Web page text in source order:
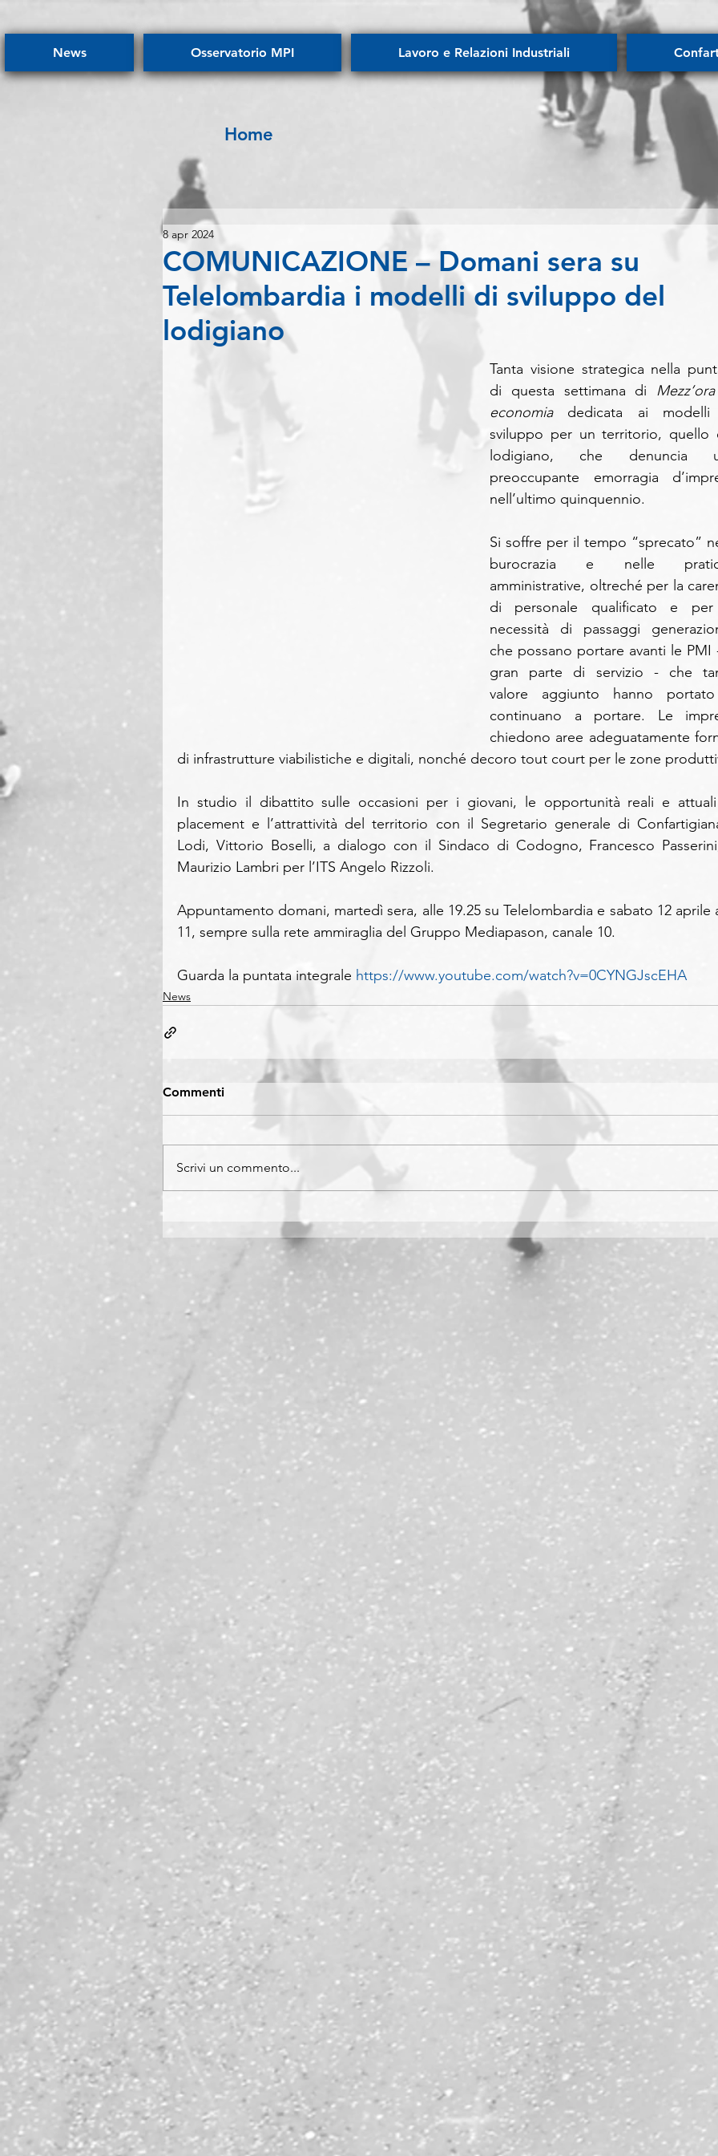
News Osservatorio MPI Lavoro e Relazioni Industriali
Home
COMUNICAZIONE – Domani sera su
Telelombardia i modelli di sviluppo del
lodigiano
8 apr 2024
Tanta visione strategica nella
di questa settimana di
economia dedicata ai
sviluppo per un territorio, quello
lodigiano, che denuncia
preoccupante emorragia
nell’ultimo quinquennio.
Si soffre per il tempo “sprecato”
burocrazia e nelle
amministrative, oltreché per la
di personale qualificato e
necessità di passaggi
che possano portare avanti le PMI
gran parte di servizio - che
valore aggiunto hanno
continuano a portare. Le
chiedono aree adeguatamente
di infrastrutture viabilistiche e digitali, nonché decoro tout court per le zone
In studio il dibattito sulle occasioni per i giovani, le opportunità reali e
placement e l’attrattività del territorio con il Segretario generale di
Lodi, Vittorio Boselli, a dialogo con il Sindaco di Codogno, Francesco
Maurizio Lambri per l’ITS Angelo Rizzoli.
Appuntamento domani, martedì sera, alle 19.25 su Telelombardia e sabato 12 aprile
11, sempre sulla rete ammiraglia del Gruppo Mediapason, canale 10.
Guarda la puntata integrale https://www.youtube.com/watch?v=0CYNGJscEHA
News
Commenti
Scrivi un commento...